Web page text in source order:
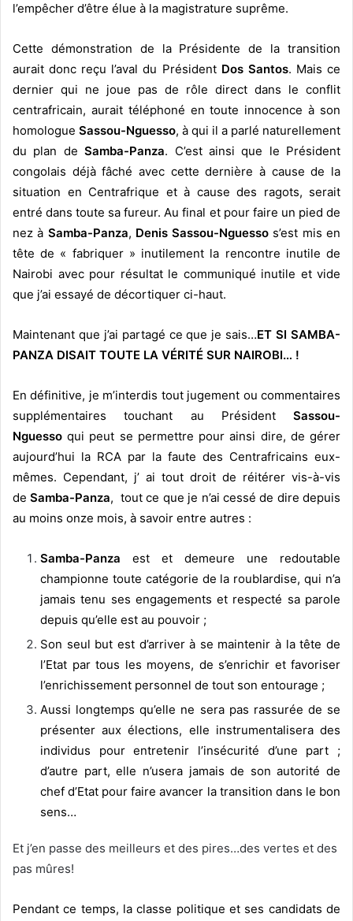
l’empêcher d’être élue à la magistrature suprême.
Cette démonstration de la Présidente de la transition
aurait donc reçu l’aval du Président Dos Santos. Mais ce
dernier qui ne joue pas de rôle direct dans le conflit
centrafricain, aurait téléphoné en toute innocence à son
homologue Sassou-Nguesso, à qui il a parlé naturellement
du plan deSamba-Panza. C’est ainsi que le Président
congolais déjà fâché avec cette dernière à cause de la
situation en Centrafrique et à cause des ragots, serait
entré dans toute sa fureur. Au final et pour faire un pied de
nez à Samba-Panza, Denis Sassou-Nguesso s’est mis en
tête de « fabriquer » inutilement la rencontre inutile de
Nairobi avec pour résultat le communiqué inutile et vide
que j’ai essayé de décortiquer ci-haut.
Maintenant que j’ai partagé ce que je sais…ET SI SAMBA-
PANZA DISAIT TOUTE LA VÉRITÉ SUR NAIROBI… !
En définitive, je m’interdis tout jugement ou commentaires
supplémentaires touchant au Président Sassou-
Nguesso qui peut se permettre pour ainsi dire, de gérer
aujourd’hui la RCA par la faute des Centrafricains eux-
mêmes. Cependant, j’ ai tout droit de réitérer vis-à-vis
deSamba-Panza, tout ce que je n’ai cessé de dire depuis
au moins onze mois, à savoir entre autres :
Samba-Panza est et demeure une redoutable
championne toute catégorie de la roublardise, qui n’a
jamais tenu ses engagements et respecté sa parole
depuis qu’elle est au pouvoir ;
Son seul but est d’arriver à se maintenir à la tête de
l’Etat par tous les moyens, de s’enrichir et favoriser
l’enrichissement personnel de tout son entourage ;
Aussi longtemps qu’elle ne sera pas rassurée de se
présenter aux élections, elle instrumentalisera des
individus pour entretenir l’insécurité d’une part ;
d’autre part, elle n’usera jamais de son autorité de
chef d’Etat pour faire avancer la transition dans le bon
sens…
Et j’en passe des meilleurs et des pires…des vertes et des
pas mûres!
Pendant ce temps, la classe politique et ses candidats de